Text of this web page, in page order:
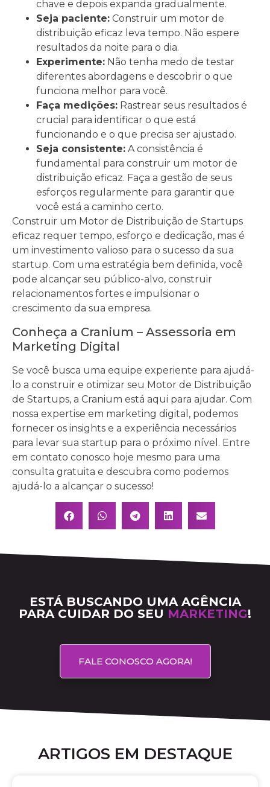
chave e depois expanda gradualmente.
Seja paciente: Construir um motor de
distribuição eficaz leva tempo. Não espere
resultados da noite para o dia.
Experimente: Não tenha medo de testar
diferentes abordagens e descobrir o que
funciona melhor para você.
Faça medições: Rastrear seus resultados é
crucial para identificar o que está
funcionando e o que precisa ser ajustado.
Seja consistente: A consistência é
fundamental para construir um motor de
distribuição eficaz. Faça a gestão de seus
esforços regularmente para garantir que
você está a caminho certo.
Construir um Motor de Distribuição de Startups
eficaz requer tempo, esforço e dedicação, mas é
um investimento valioso para o sucesso da sua
startup. Com uma estratégia bem definida, você
pode alcançar seu público-alvo, construir
relacionamentos fortes e impulsionar o
crescimento da sua empresa.
Conheça a Cranium – Assessoria em
Marketing Digital
Se você busca uma equipe experiente para ajudá-
lo a construir e otimizar seu Motor de Distribuição
de Startups, a Cranium está aqui para ajudar. Com
nossa expertise em marketing digital, podemos
fornecer os insights e a experiência necessários
para levar sua startup para o próximo nível. Entre
em contato conosco hoje mesmo para uma
consulta gratuita e descubra como podemos
ajudá-lo a alcançar o sucesso!
ESTÁ BUSCANDO UMA AGÊNCIA
PARA CUIDAR DO SEU MARKETING!
FALE CONOSCO AGORA!
ARTIGOS EM DESTAQUE